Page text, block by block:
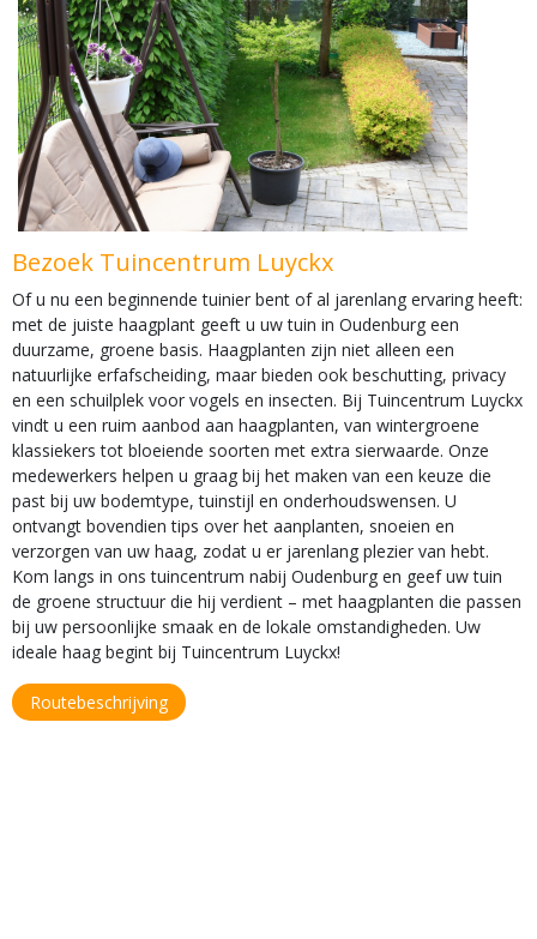
Bezoek Tuincentrum Luyckx
Of u nu een beginnende tuinier bent of al jarenlang ervaring heeft:
met de juiste haagplant geeft u uw tuin in Oudenburg een
duurzame, groene basis. Haagplanten zijn niet alleen een
natuurlijke erfafscheiding, maar bieden ook beschutting, privacy
en een schuilplek voor vogels en insecten. Bij Tuincentrum Luyckx
vindt u een ruim aanbod aan haagplanten, van wintergroene
klassiekers tot bloeiende soorten met extra sierwaarde. Onze
medewerkers helpen u graag bij het maken van een keuze die
past bij uw bodemtype, tuinstijl en onderhoudswensen. U
ontvangt bovendien tips over het aanplanten, snoeien en
verzorgen van uw haag, zodat u er jarenlang plezier van hebt.
Kom langs in ons tuincentrum nabij Oudenburg en geef uw tuin
de groene structuur die hij verdient – met haagplanten die passen
bij uw persoonlijke smaak en de lokale omstandigheden. Uw
ideale haag begint bij Tuincentrum Luyckx!
Routebeschrijving